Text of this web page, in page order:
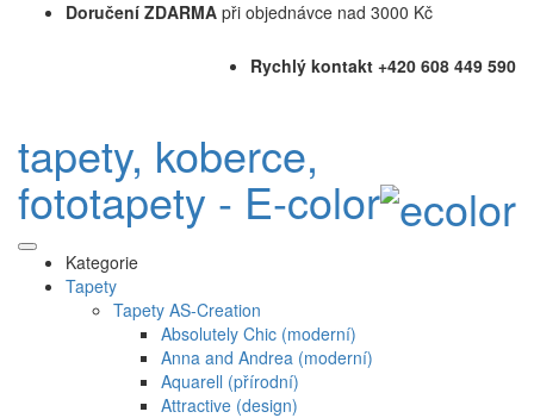
Doručení ZDARMA při objednávce nad 3000 Kč
Rychlý kontakt +420 608 449 590
tapety, koberce,
fototapety - E-color
Kategorie
Tapety
Tapety AS-Creation
Absolutely Chic (moderní)
Anna and Andrea (moderní)
Aquarell (přírodní)
Attractive (design)